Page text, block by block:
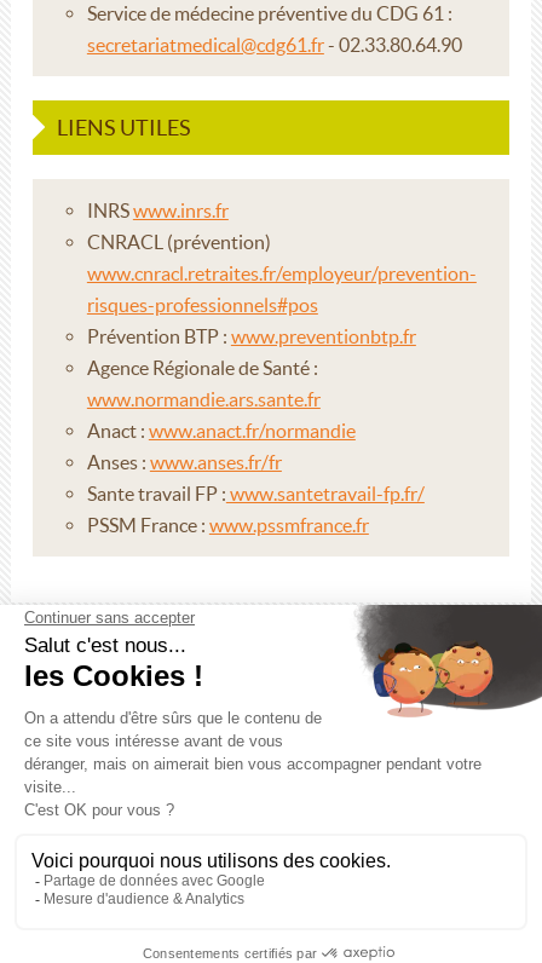
Service de médecine préventive du CDG 61 :
secretariatmedical@cdg61.fr- 02.33.80.64.90
LIENS UTILES
INRSwww.inrs.fr
CNRACL (prévention)
www.cnracl.retraites.fr/employeur/prevention-
risques-professionnels#pos
Prévention BTP : www.preventionbtp.fr
Agence Régionale de Santé :
www.normandie.ars.sante.fr
Anact : www.anact.fr/normandie
Anses : www.anses.fr/fr
Sante travail FP : www.santetravail-fp.fr/
PSSM France : www.pssmfrance.fr
2 Rue François Arago - 61250 Valframbert
Du lundi au jeudi : 8 h 30 - 12 h 15 et 13 h 30 - 17 h 00
Le vendredi : 8 h 30 - 12 h 15 et 13 h 30 - 16 h 30
Nous contacter
confidentialité
Crédits
Plan du site
Agence communication Orne